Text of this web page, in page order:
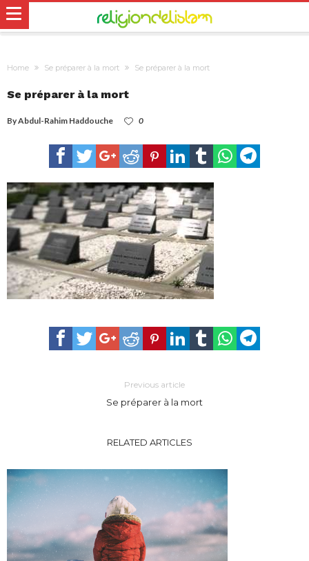
Home Se préparer à la mort Se préparer à la mort
Se préparer à la mort
ByAbdul-Rahim Haddouche 0
Previous article
Se préparer à la mort
RELATED ARTICLES